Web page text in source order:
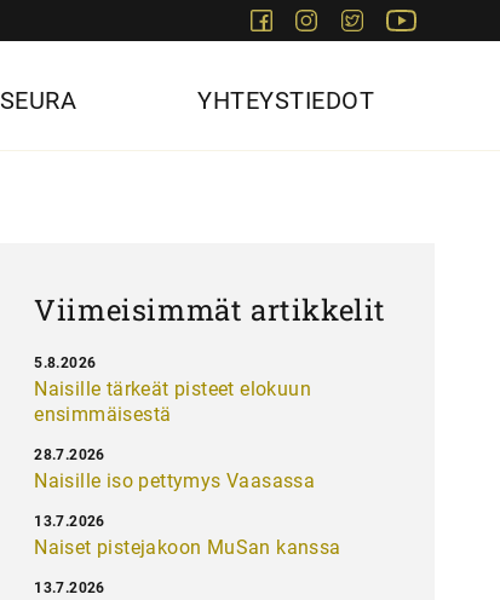
FacebookInstagram
Twitter
SEURA YHTEYSTIEDOT
Viimeisimmät artikkelit
Naisille tärkeät pisteet elokuun
ensimmäisestä
5.8.2026
Naisille iso pettymys Vaasassa
28.7.2026
Naiset pistejakoon MuSan kanssa
13.7.2026
13.7.2026